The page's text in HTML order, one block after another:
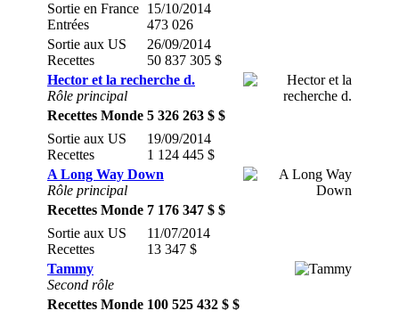
Sortie en France
Entrées
15/10/2014
473 026
Sortie aux US
Recettes
26/09/2014
50 837 305 $
Hector et la recherche d.
Rôle principal
Recettes Monde 5 326 263 $ $
Sortie aux US
Recettes
19/09/2014
1 124 445 $
A Long Way Down
Rôle principal
Recettes Monde 7 176 347 $ $
Sortie aux US
Recettes
11/07/2014
13 347 $
Tammy
Second rôle
Recettes Monde 100 525 432 $ $